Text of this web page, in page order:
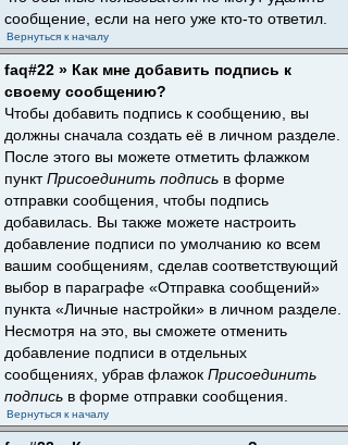
сообщение, если на него уже кто-то ответил.
Вернуться к началу
faq#22 » Как мне добавить подпись к
своему сообщению?
Чтобы добавить подпись к сообщению, вы
должны сначала создать её в личном разделе.
После этого вы можете отметить флажком
пунктПрисоединить подпись в форме
отправки сообщения, чтобы подпись
добавилась. Вы также можете настроить
добавление подписи по умолчанию ко всем
вашим сообщениям, сделав соответствующий
выбор в параграфе «Отправка сообщений»
пункта «Личные настройки» в личном разделе.
Несмотря на это, вы сможете отменить
добавление подписи в отдельных
сообщениях, убрав флажок Присоединить
подпись в форме отправки сообщения.
Вернуться к началу